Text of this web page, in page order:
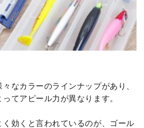
なカラーのラインナップがあり、
てアピール力が異なります。
効くと言われているのが、ゴール